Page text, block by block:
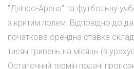
"Дніпро-Арена" та футбольну
з критим полем. Відповідно до
початкова орендна ставка
тисяч гривень на місяць (з
Остаточний термін подачі